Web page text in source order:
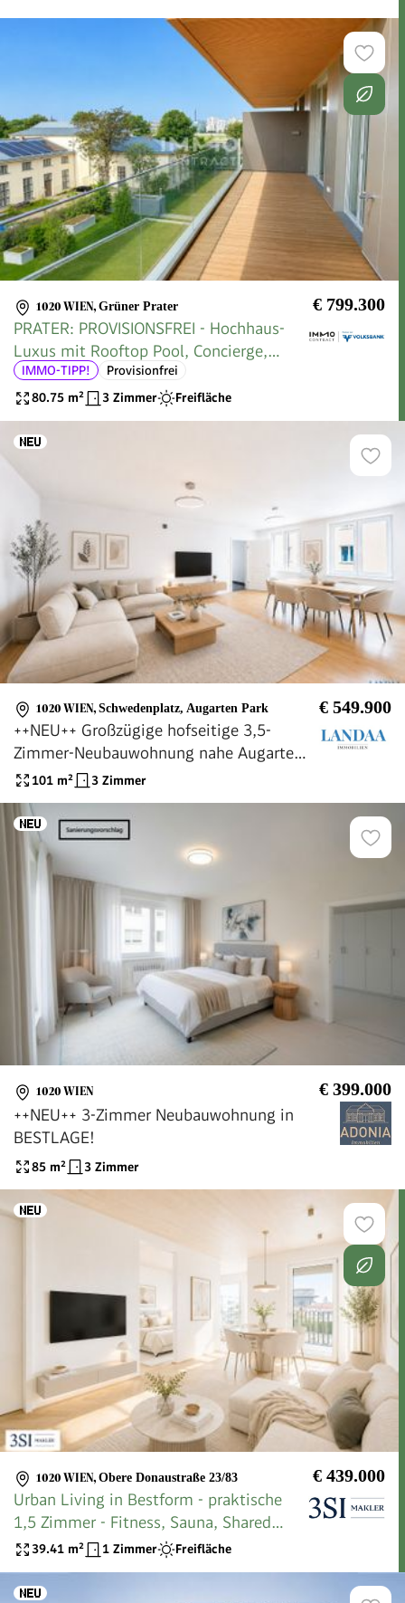
1020 WIEN, Grüner Prater € 799.300
PRATER: PROVISIONSFREI - Hochhaus-
Luxus mit Rooftop Pool, Concierge,
Gym, Sauna
IMMO-TIPP!
Provisionfrei
80.75 m² 3 Zimmer Freifläche
1020 WIEN, Schwedenplatz, Augarten Park € 549.900
++NEU++ Großzügige hofseitige 3,5-
Zimmer-Neubauwohnung nahe Augarten
& Innenstadt! Direkt bei U-Bahnstation
Taborstraße
101 m² 3 Zimmer
1020 WIEN € 399.000
++NEU++ 3-Zimmer Neubauwohnung in
BESTLAGE!
85 m² 3 Zimmer
1020 WIEN, Obere Donaustraße 23/83 € 439.000
Urban Living in Bestform - praktische
1,5 Zimmer - Fitness, Sauna, Shared
Office im LeopoldQuartier genießen
39.41 m² 1 Zimmer Freifläche